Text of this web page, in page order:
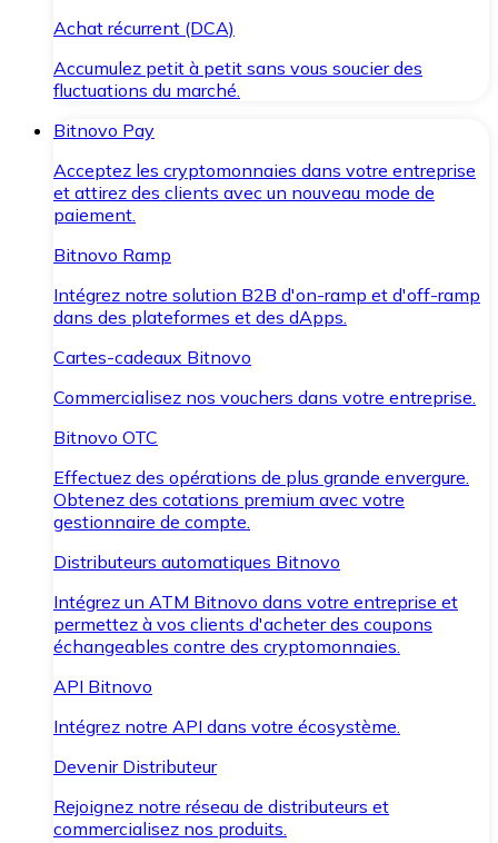
Achat récurrent (DCA)
Accumulez petit à petit sans vous soucier des
fluctuations du marché.
Bitnovo Pay
Acceptez les cryptomonnaies dans votre entreprise
et attirez des clients avec un nouveau mode de
paiement.
Bitnovo Ramp
Intégrez notre solution B2B d'on-ramp et d'off-ramp
dans des plateformes et des dApps.
Cartes-cadeaux Bitnovo
Commercialisez nos vouchers dans votre entreprise.
Bitnovo OTC
Effectuez des opérations de plus grande envergure.
Obtenez des cotations premium avec votre
gestionnaire de compte.
Distributeurs automatiques Bitnovo
Intégrez un ATM Bitnovo dans votre entreprise et
permettez à vos clients d'acheter des coupons
échangeables contre des cryptomonnaies.
API Bitnovo
Intégrez notre API dans votre écosystème.
Devenir Distributeur
Rejoignez notre réseau de distributeurs et
commercialisez nos produits.